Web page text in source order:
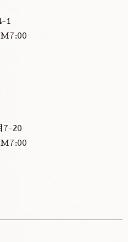
1
7-20